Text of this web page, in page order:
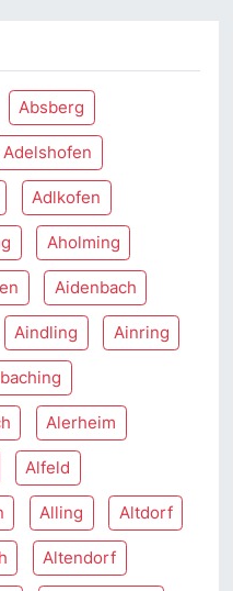
Absberg
Adelshofen
Adlkofen
Aholming
Aidenbach
Aindling Ainring
Alerheim
Alfeld
Alling Altdorf
Altendorf